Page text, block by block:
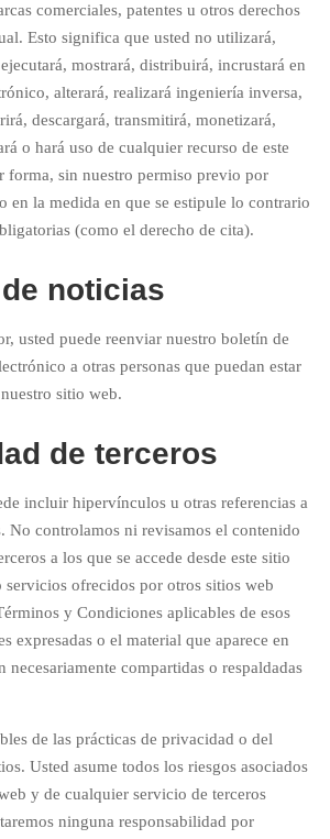
comerciales, patentes u otros derechos
Esto significa que usted no utilizará,
mostrará, distribuirá, incrustará en
alterará, realizará ingeniería inversa,
descargará, transmitirá, monetizará,
o hará uso de cualquier recurso de este
forma, sin nuestro permiso previo por
en la medida en que se estipule lo contrario
(como el derecho de cita).
noticias
usted puede reenviar nuestro boletín de
a otras personas que puedan estar
sitio web.
de terceros
incluir hipervínculos u otras referencias a
No controlamos ni revisamos el contenido
a los que se accede desde este sitio
ofrecidos por otros sitios web
y Condiciones aplicables de esos
expresadas o el material que aparece en
necesariamente compartidas o respaldadas
de las prácticas de privacidad o del
Usted asume todos los riesgos asociados
y de cualquier servicio de terceros
ninguna responsabilidad por